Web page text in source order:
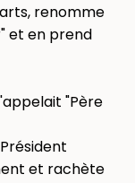
renomme
et en prend
"Père
et rachète